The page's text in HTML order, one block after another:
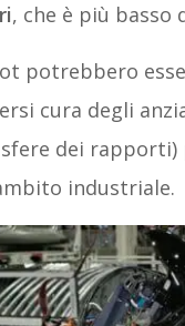
, che è più
potrebbero
cura degli
dei
industriale.